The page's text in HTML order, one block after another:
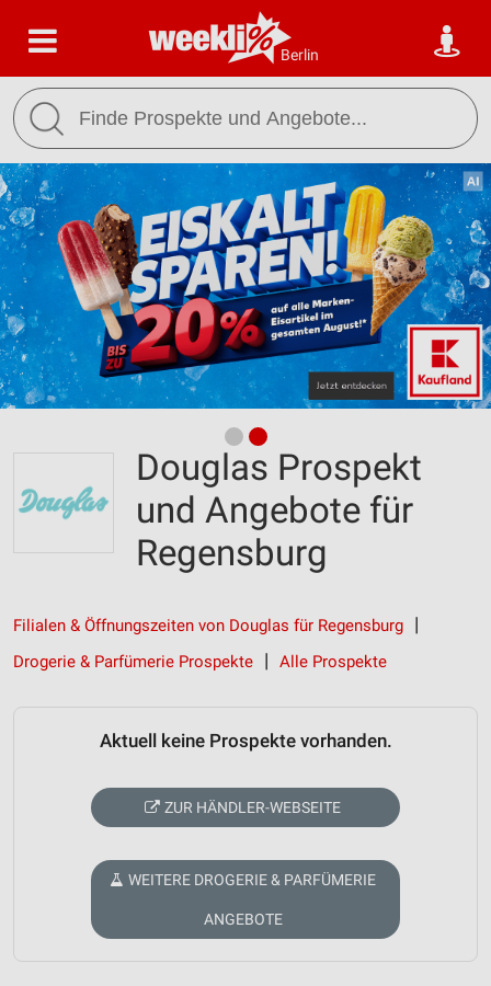
Berlin
Douglas Prospekt
und Angebote für
Regensburg
Filialen & Öffnungszeiten von Douglas für Regensburg
Drogerie & Parfümerie Prospekte
Alle Prospekte
Aktuell keine Prospekte vorhanden.
ZUR HÄNDLER-WEBSEITE
WEITERE DROGERIE & PARFÜMERIE
ANGEBOTE